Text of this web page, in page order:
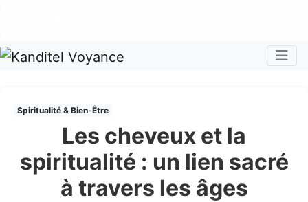
Spiritualité & Bien-Être
Les cheveux et la
spiritualité : un lien sacré
à travers les âges